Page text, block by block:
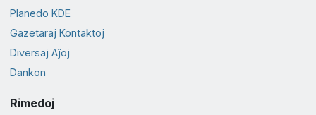
Planedo KDE
Gazetaraj Kontaktoj
Diversaj Aĵoj
Dankon
Rimedoj